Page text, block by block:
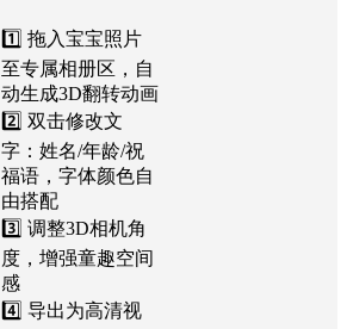
1️⃣ 拖入宝宝照片
至专属相册区，自
动生成3D翻转动画
2️⃣ 双击修改文
字：姓名/年龄/祝
福语，字体颜色自
由搭配
3️⃣ 调整3D相机角
度，增强童趣空间
感
4️⃣ 导出为高清视